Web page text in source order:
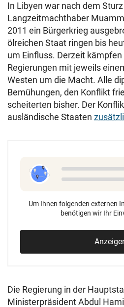
In Libyen war nach dem
Langzeitmachthaber
2011 ein Bürgerkrieg
ölreichen Staat ringen bis
um Einfluss. Derzeit
Regierungen mit jeweils
Westen um die Macht. Alle
Bemühungen, den Konflikt
scheiterten bisher. Der
ausländische Staaten
Um Ihnen folgenden externen
benötigen wir Ihr
Die Regierung in der
Ministerpräsident Abdul